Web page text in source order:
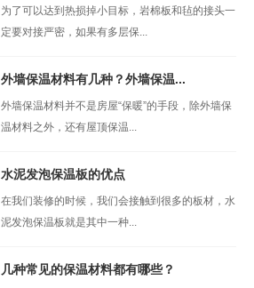
为了可以达到热损掉小目标，岩棉板和毡的接头一
定要对接严密，如果有多层保...
外墙保温材料有几种？外墙保温...
外墙保温材料并不是房屋“保暖”的手段，除外墙保
温材料之外，还有屋顶保温...
水泥发泡保温板的优点
在我们装修的时候，我们会接触到很多的板材，水
泥发泡保温板就是其中一种...
几种常见的保温材料都有哪些？